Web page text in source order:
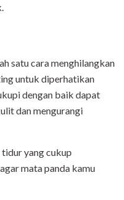
satu cara menghilangkan
untuk diperhatikan
dengan baik dapat
dan mengurangi
yang cukup
mata panda kamu